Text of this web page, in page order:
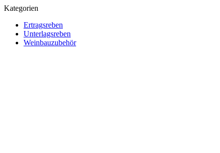
Kategorien
Ertragsreben
Unterlagsreben
Weinbauzubehör